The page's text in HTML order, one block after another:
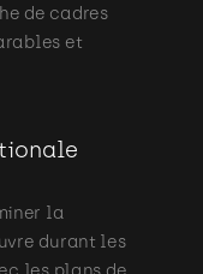
de cadres
et
la
durant les